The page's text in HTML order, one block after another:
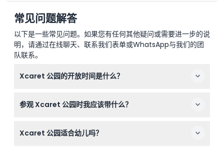
常见问题解答
以下是一些常见问题。如果您有任何其他疑问或需要进一步的说
明，请通过在线聊天、联系我们表单或WhatsApp与我们的团
队联系。
Xcaret 公园的开放时间是什么？
间可能会有变动 — 请在预订时确认）。
参观 Xcaret 公园时我应该带什么？
所有水上活动和文化体验。
Xcaret 公园适合幼儿吗？